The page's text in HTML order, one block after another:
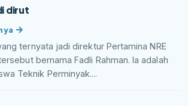
dirut
ternyata jadi direktur Pertamina NRE
bernama Fadli Rahman. Ia adalah
Teknik Perminyak....